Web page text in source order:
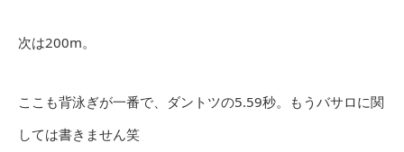
次は200m。
ここも背泳ぎが一番で、ダントツの5.59秒。もうバサロに関
しては書きません笑